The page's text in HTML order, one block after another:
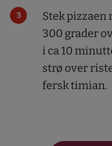
Stek pizzaen
300 grader
i ca 10
strø over
fersk timian.